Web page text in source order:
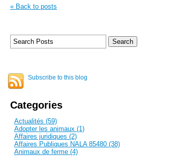
« Back to posts
Subscribe to this blog
Categories
Actualités (59)
Adopter les animaux (1)
Affaires juridiques (2)
Affaires Publiques NALA 85480 (38)
Animaux de ferme (4)